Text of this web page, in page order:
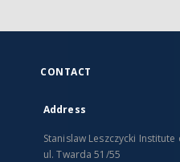
CONTACT
Address
Stanislaw Leszczycki
ul. Twarda 51/55